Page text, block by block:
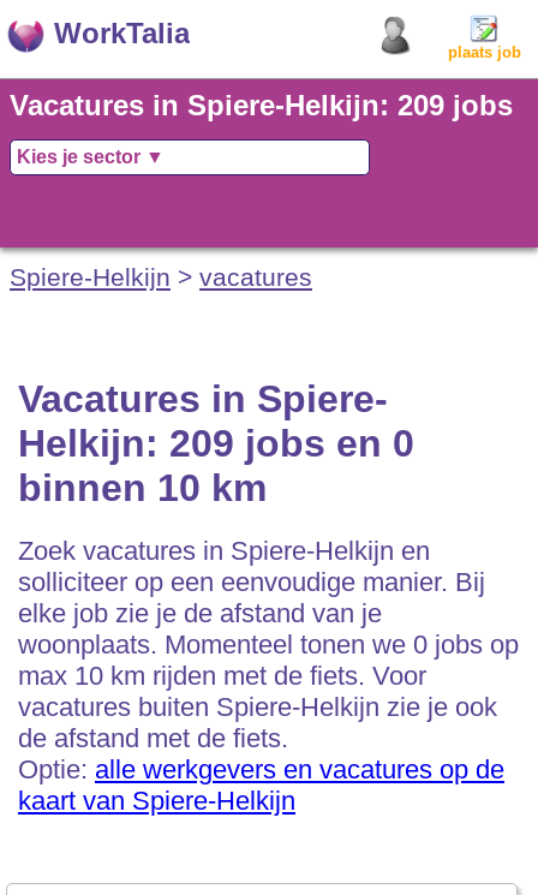
WorkTalia
plaats job
Vacatures in Spiere-Helkijn: 209 jobs
en 0 binnen 10 km
Spiere-Helkijn > vacatures
Vacatures in Spiere-
Helkijn: 209 jobs en 0
binnen 10 km
Zoek vacatures in Spiere-Helkijn en
solliciteer op een eenvoudige manier. Bij
elke job zie je de afstand van je
woonplaats. Momenteel tonen we 0 jobs op
max 10 km rijden met de fiets. Voor
vacatures buiten Spiere-Helkijn zie je ook
de afstand met de fiets.
Optie: alle werkgevers en vacatures op de
kaart van Spiere-Helkijn